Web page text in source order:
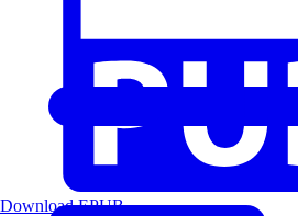
Download EPUB